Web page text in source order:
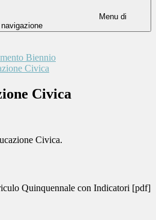
Menu di
navigazione
Biennio
Civica
Civica
Civica.
Quinquennale con Indicatori [pdf]